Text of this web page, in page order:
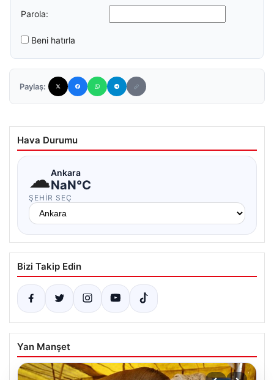
Parola:
Beni hatırla
Paylaş:
Hava Durumu
☁Ankara
NaN°C
ŞEHIR SEÇ
Bizi Takip Edin
Yan Manşet